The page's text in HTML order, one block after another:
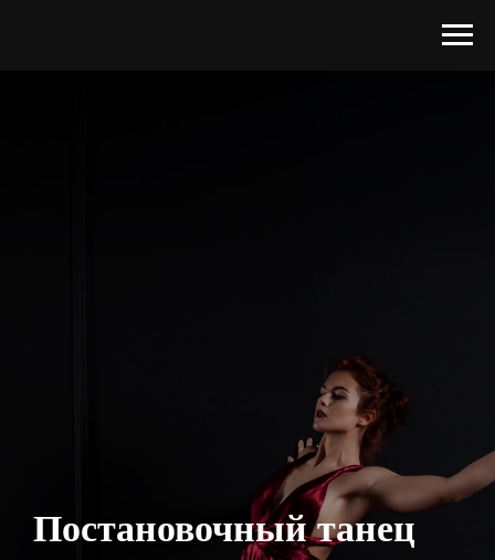
Постановочный танец